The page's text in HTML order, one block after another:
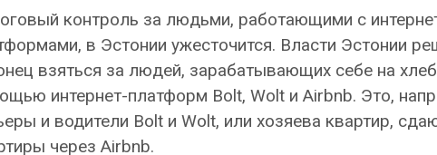
контроль за людьми, работающими с
в Эстонии ужесточится. Власти Эстонии
взяться за людей, зарабатывающих себе на
интернет-платформ Bolt, Wolt и Airbnb. Это,
и водители Bolt и Wolt, или хозяева квартир,
через Airbnb.